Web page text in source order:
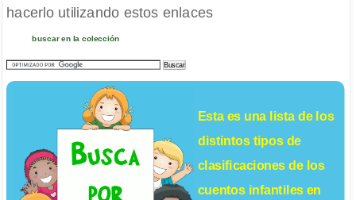
hacerlo utilizando estos enlaces
buscar en la colección
Esta es una lista de los
distintos tipos de
clasificaciones de los
cuentos infantilesen